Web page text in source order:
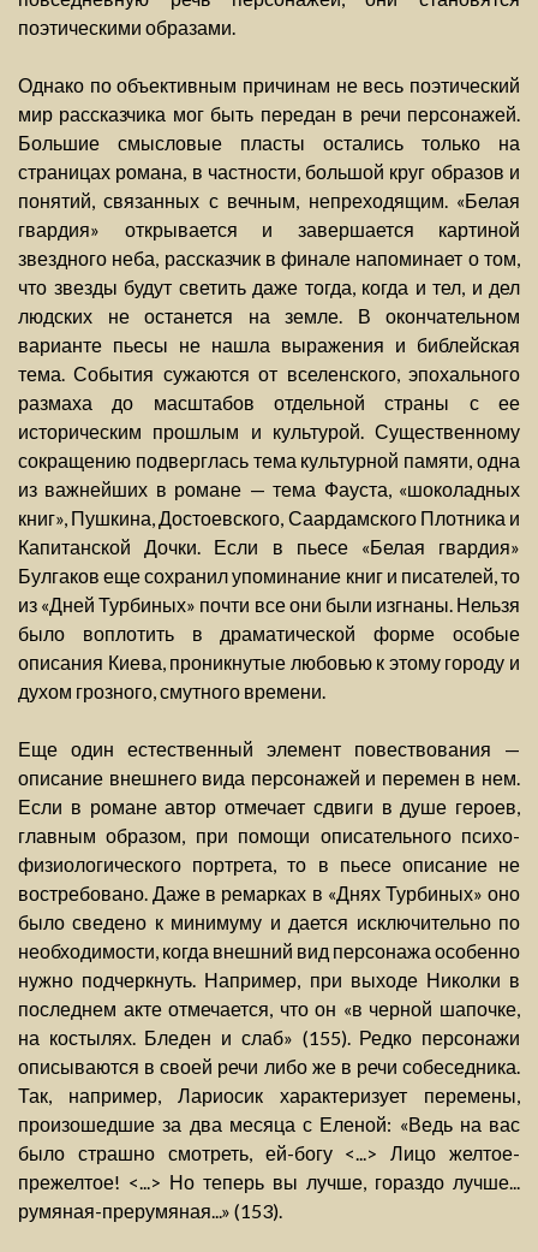
поэтическими образами.
Однако по объективным причинам не весь поэтический
мир рассказчика мог быть передан в речи персонажей.
Большие смысловые пласты остались только на
страницах романа, в частности, большой круг образов и
понятий, связанных с вечным, непреходящим. «Белая
гвардия» открывается и завершается картиной
звездного неба, рассказчик в финале напоминает о том,
что звезды будут светить даже тогда, когда и тел, и дел
людских не останется на земле. В окончательном
варианте пьесы не нашла выражения и библейская
тема. События сужаются от вселенского, эпохального
размаха до масштабов отдельной страны с ее
историческим прошлым и культурой. Существенному
сокращению подверглась тема культурной памяти, одна
из важнейших в романе — тема Фауста, «шоколадных
книг», Пушкина, Достоевского, Саардамского Плотника и
Капитанской Дочки. Если в пьесе «Белая гвардия»
Булгаков еще сохранил упоминание книг и писателей, то
из «Дней Турбиных» почти все они были изгнаны. Нельзя
было воплотить в драматической форме особые
описания Киева, проникнутые любовью к этому городу и
духом грозного, смутного времени.
Еще один естественный элемент повествования —
описание внешнего вида персонажей и перемен в нем.
Если в романе автор отмечает сдвиги в душе героев,
главным образом, при помощи описательного психо-
физиологического портрета, то в пьесе описание не
востребовано. Даже в ремарках в «Днях Турбиных» оно
было сведено к минимуму и дается исключительно по
необходимости, когда внешний вид персонажа особенно
нужно подчеркнуть. Например, при выходе Николки в
последнем акте отмечается, что он «в черной шапочке,
на костылях. Бледен и слаб» (155). Редко персонажи
описываются в своей речи либо же в речи собеседника.
Так, например, Лариосик характеризует перемены,
произошедшие за два месяца с Еленой: «Ведь на вас
было страшно смотреть, ей-богу <...> Лицо желтое-
прежелтое! <...> Но теперь вы лучше, гораздо лучше...
румяная-прерумяная...» (153).